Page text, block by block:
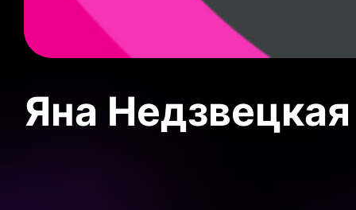
Яна Недзвецкая